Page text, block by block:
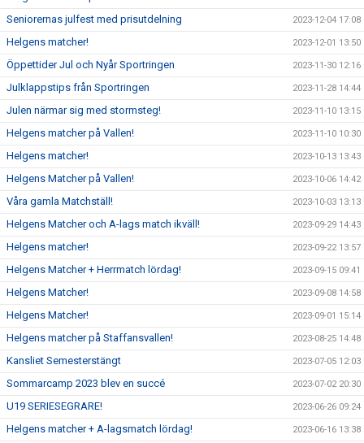
Seniorernas julfest med prisutdelning 2023-12-04 17:08
Helgens matcher! 2023-12-01 13:50
Öppettider Jul och Nyår Sportringen 2023-11-30 12:16
Julklappstips från Sportringen 2023-11-28 14:44
Julen närmar sig med stormsteg! 2023-11-10 13:15
Helgens matcher på Vallen! 2023-11-10 10:30
Helgens matcher! 2023-10-13 13:43
Helgens Matcher på Vallen! 2023-10-06 14:42
Våra gamla Matchställ! 2023-10-03 13:13
Helgens Matcher och A-lags match ikväll! 2023-09-29 14:43
Helgens matcher! 2023-09-22 13:57
Helgens Matcher + Herrmatch lördag! 2023-09-15 09:41
Helgens Matcher! 2023-09-08 14:58
Helgens Matcher! 2023-09-01 15:14
Helgens matcher på Staffansvallen! 2023-08-25 14:48
Kansliet Semesterstängt 2023-07-05 12:03
Sommarcamp 2023 blev en succé 2023-07-02 20:30
U19 SERIESEGRARE! 2023-06-26 09:24
Helgens matcher + A-lagsmatch lördag! 2023-06-16 13:38